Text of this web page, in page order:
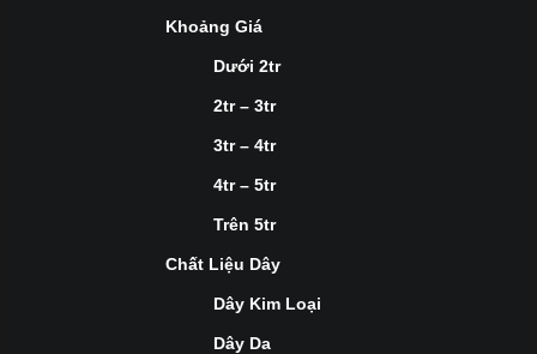
Khoảng Giá
Dưới 2tr
2tr – 3tr
3tr – 4tr
4tr – 5tr
Trên 5tr
Chất Liệu Dây
Dây Kim Loại
Dây Da